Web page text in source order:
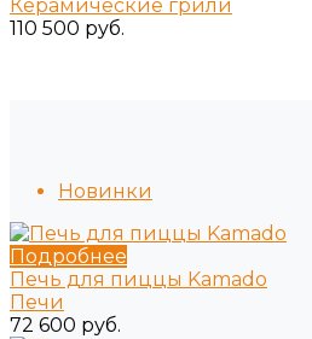
Керамические грили
110 500 руб.
Новинки
Подробнее
Печь для пиццы Kamado
Печи
72 600 руб.